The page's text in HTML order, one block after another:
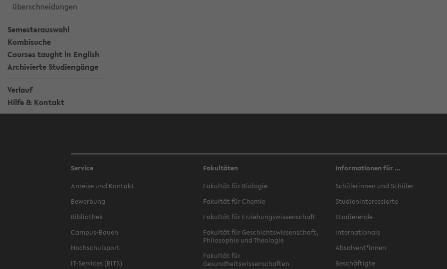
überschneidungen
Semesterauswahl
Kombisuche
Courses taught in English
Archivierte Studiengänge
Verlauf
Hilfe & Kontakt
Service
Anreise und Kontakt
Bewerbung
Bibliothek
Campus-Bauen
Hochschulsport
IT-Services (BITS)
Fakultäten
Fakultät für Biologie
Fakultät für Chemie
Fakultät für Erziehungswissenschaft
Fakultät für Geschichtswissenschaft,
Philosophie und Theologie
Fakultät für
Gesundheitswissenschaften
Informationen für ...
Schülerinnen und Schüler
Studieninteressierte
Studierende
Internationals
Absolvent*innen
Beschäftigte